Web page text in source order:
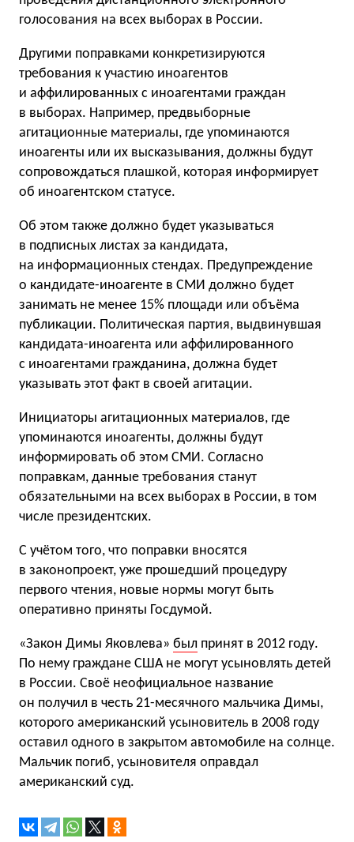
голосования на всех выборах в России.
Другими поправками конкретизируются
требования к участию иноагентов
и аффилированных с иноагентами граждан
в выборах. Например, предвыборные
агитационные материалы, где упоминаются
иноагенты или их высказывания, должны будут
сопровождаться плашкой, которая информирует
об иноагентском статусе.
Об этом также должно будет указываться
в подписных листах за кандидата,
на информационных стендах. Предупреждение
о кандидате-иноагенте в СМИ должно будет
занимать не менее 15% площади или объёма
публикации. Политическая партия, выдвинувшая
кандидата-иноагента или аффилированного
с иноагентами гражданина, должна будет
указывать этот факт в своей агитации.
Инициаторы агитационных материалов, где
упоминаются иноагенты, должны будут
информировать об этом СМИ. Согласно
поправкам, данные требования станут
обязательными на всех выборах в России, в том
числе президентских.
С учётом того, что поправки вносятся
в законопроект, уже прошедший процедуру
первого чтения, новые нормы могут быть
оперативно приняты Госдумой.
«Закон Димы Яковлева» был принят в 2012 году.
По нему граждане США не могут усыновлять детей
в России. Своё неофициальное название
он получил в честь 21-месячного мальчика Димы,
которого американский усыновитель в 2008 году
оставил одного в закрытом автомобиле на солнце.
Мальчик погиб, усыновителя оправдал
американский суд.